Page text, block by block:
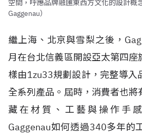
空間，呼應品牌融匯東西方文化的設計概
Gaggenau）
繼上海、北京與雪梨之後，
月在台北信義區開設亞太第四座
樣由1zu33規劃設計，完整導入
全系列產品。屆時，消費者也
藏在材質、工藝與操作手
Gaggenau如何透過340多年的